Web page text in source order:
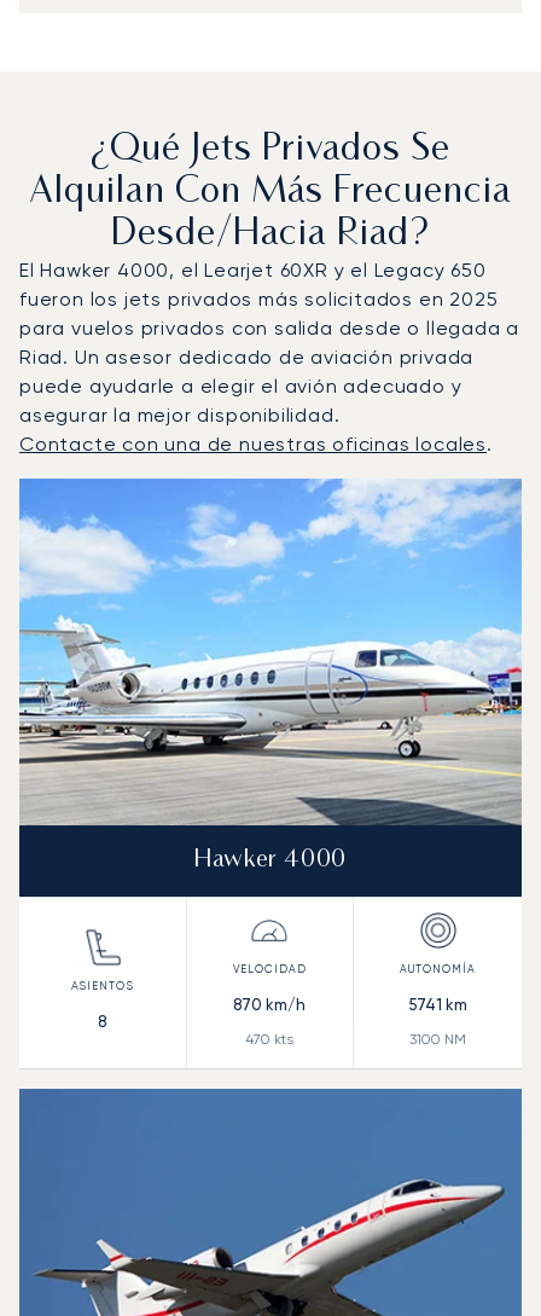
¿Qué Jets Privados Se
Alquilan Con Más Frecuencia
Desde/hacia Riad?
El Hawker 4000, el Learjet 60XR y el Legacy 650
fueron los jets privados más solicitados en 2025
para vuelos privados con salida desde o llegada a
Riad. Un asesor dedicado de aviación privada
puede ayudarle a elegir el avión adecuado y
asegurar la mejor disponibilidad.
Contacte con una de nuestras oficinas locales.
Modelo de aeronave
Asientos
Velocidad (km/h)
Velocidad (nudos)
Autonomía
Autonomía (NM)
Hawker 4000
8
870 km/h
470 kts
5741 km
3100 NM